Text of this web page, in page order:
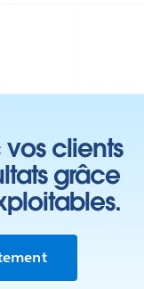
clients
grâce